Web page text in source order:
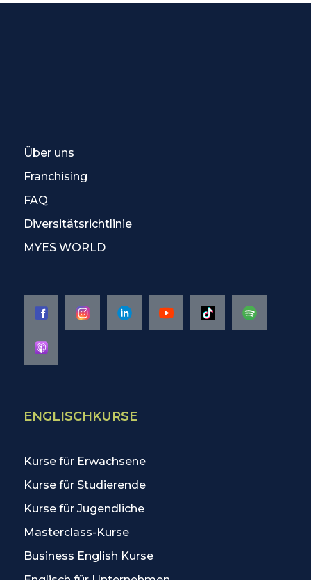
Über uns
Franchising
FAQ
Diversitätsrichtlinie
MYES WORLD
ENGLISCHKURSE
Kurse für Erwachsene
Kurse für Studierende
Kurse für Jugendliche
Masterclass-Kurse
Business English Kurse